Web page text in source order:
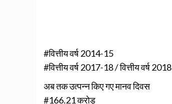
#वित्तीय वर्ष 2014-15
#वित्तीय वर्ष 2017-18 / वित्तीय वर्ष
अब तक उत्पन्न किए गए मानव दिवस
#166.21 करोड़